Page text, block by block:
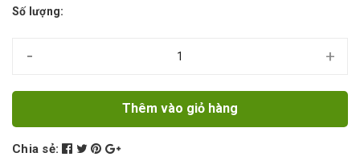
Số lượng:
- +
Thêm vào giỏ hàng
Chia sẻ: